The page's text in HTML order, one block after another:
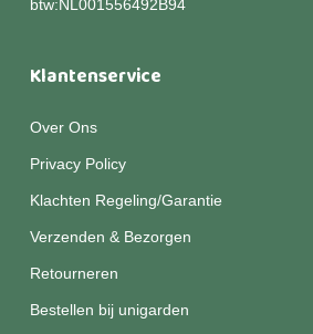
btw:NL001556492B94
Klantenservice
Over Ons
Privacy Policy
Klachten Regeling/Garantie
Verzenden & Bezorgen
Retourneren
Bestellen bij unigarden